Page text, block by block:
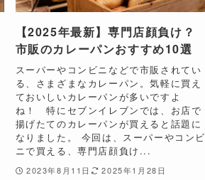
【2025年最新】専門店顔負け？
市販のカレーパンおすすめ10選
スーパーやコンビニなどで市販されてい
る、さまざまなカレーパン。気軽に買え
ておいしいカレーパンが多いですよ
ね！ 特にセブンイレブンでは、お店で
揚げたてのカレーパンが買えると話題に
なりました。 今回は、スーパーやコンビ
ニで買える、専門店顔負け...
2023年8月11日 2025年1月28日